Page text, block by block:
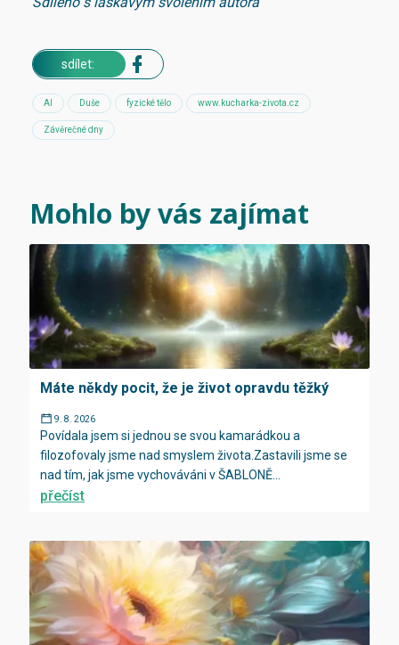
sdílet:
AI Duše fyzické tělo www.kucharka-zivota.cz
Závěrečné dny
Mohlo by vás zajímat
Máte někdy pocit, že je život opravdu těžký
9. 8. 2026
Povídala jsem si jednou se svou kamarádkou a
filozofovaly jsme nad smyslem života.Zastavili jsme se
nad tím, jak jsme vychováváni v ŠABLONĚ...
přečíst